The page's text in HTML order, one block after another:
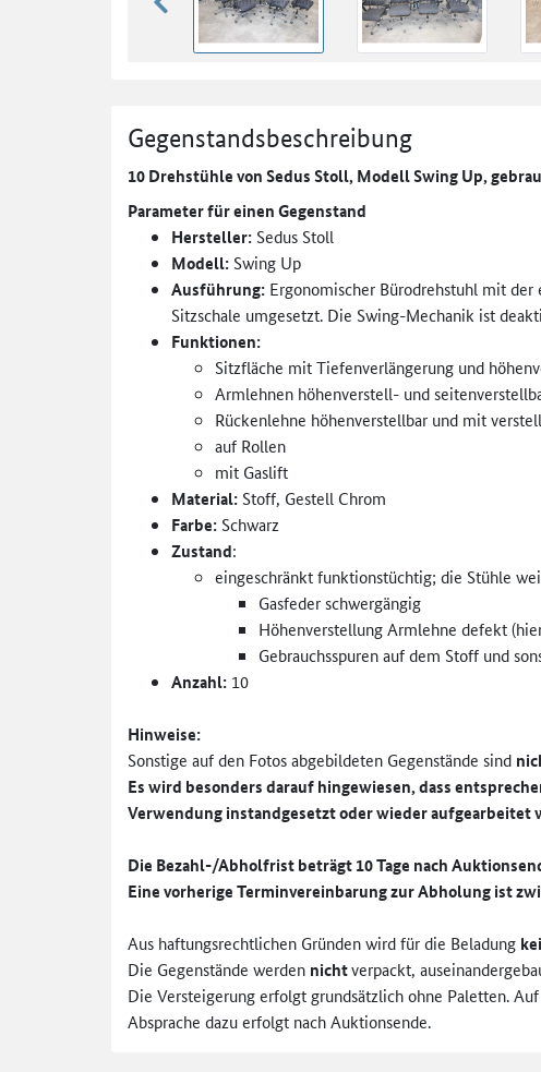
zurück blättern
Gegenstandsbeschreibung
10 Drehstühle von Sedus Stoll, Modell Swing Up,
Parameter für einen Gegenstand
Hersteller: Sedus Stoll
Modell: Swing Up
Ausführung: Ergonomischer Bürodrehstuhl mit
Sitzschale umgesetzt. Die Swing-Mechanik ist
Funktionen:
Sitzfläche mit Tiefenverlängerung und
Armlehnen höhenverstell- und
Rückenlehne höhenverstellbar und mit
auf Rollen
mit Gaslift
Material: Stoff, Gestell Chrom
Farbe: Schwarz
Zustand:
eingeschränkt funktionstüchtig; die Stühle
Gasfeder schwergängig
Höhenverstellung Armlehne defekt
Gebrauchsspuren auf dem Stoff und
Anzahl: 10
Hinweise:
Sonstige auf den Fotos abgebildeten Gegenstände sind
Es wird besonders darauf hingewiesen, dass
Verwendung instandgesetzt oder wieder aufgearbeitet
Die Bezahl-/Abholfrist beträgt 10 Tage nach
Eine vorherige Terminvereinbarung zur Abholung ist
Aus haftungsrechtlichen Gründen wird für die Beladung
Die Gegenstände werden nichtverpackt,
Die Versteigerung erfolgt grundsätzlich ohne Paletten.
Absprache dazu erfolgt nach Auktionsende.